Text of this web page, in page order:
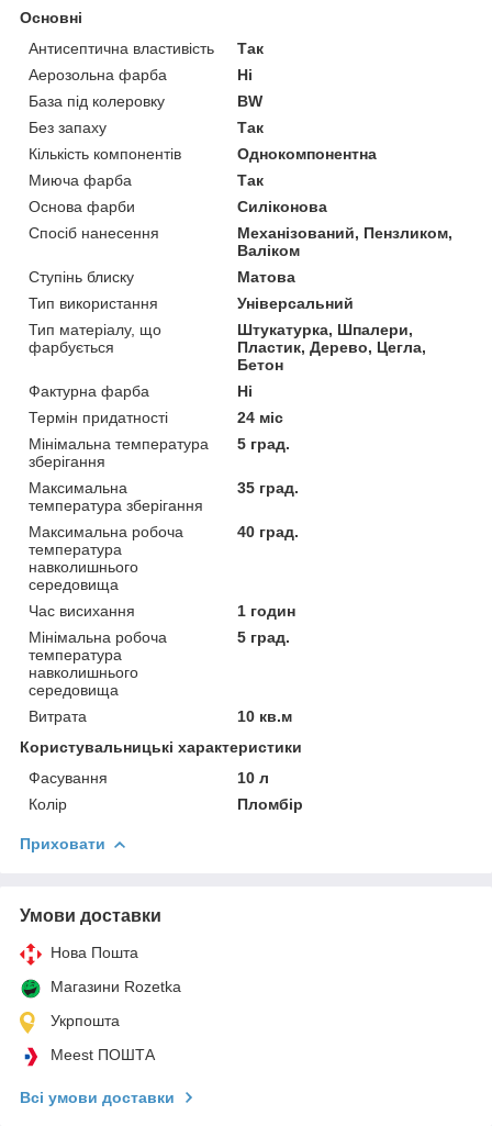
Основні
Антисептична властивість
Так
Аерозольна фарба
Ні
База під колеровку
BW
Без запаху
Так
Кількість компонентів
Однокомпонентна
Миюча фарба
Так
Основа фарби
Силіконова
Спосіб нанесення
Механізований, Пензликом,
Валіком
Ступінь блиску
Матова
Тип використання
Універсальний
Тип матеріалу, що
фарбується
Штукатурка, Шпалери,
Пластик, Дерево, Цегла,
Бетон
Фактурна фарба
Ні
Термін придатності
24 міс
Мінімальна температура
зберігання
5 град.
Максимальна
температура зберігання
35 град.
Максимальна робоча
температура
навколишнього
середовища
40 град.
Час висихання
1 годин
Мінімальна робоча
температура
навколишнього
середовища
5 град.
Витрата
10 кв.м
Користувальницькі характеристики
Фасування
10 л
Колір
Пломбір
Приховати
Умови доставки
Нова Пошта
Магазини Rozetka
Укрпошта
Meest ПОШТА
Всі умови доставки